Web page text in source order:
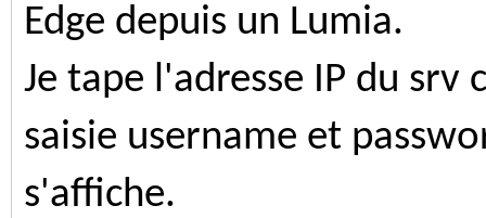
Edge depuis un Lumia.
Je tape l'adresse IP du srv
saisie username et
s'affiche.